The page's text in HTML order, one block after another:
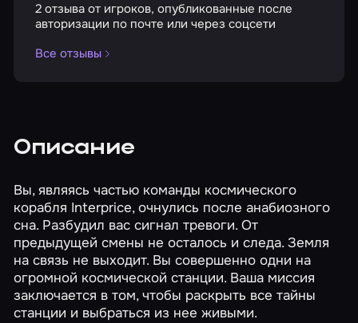
2 отзыва от игроков, опубликованные после
авторизации по почте или через соцсети
Все отзывы
Описание
Вы, являясь частью команды космического
корабля Interprice, очнулись после анабиозного
сна. Разбудил вас сигнал тревоги. От
предыдущей смены не осталось и следа. Земля
на связь не выходит. Вы совершенно одни на
огромной космической станции. Ваша миссия
заключается в том, чтобы раскрыть все тайны
станции и выбраться из нее живыми.